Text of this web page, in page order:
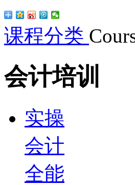
课程分类
会计培训
实操
会计
全能